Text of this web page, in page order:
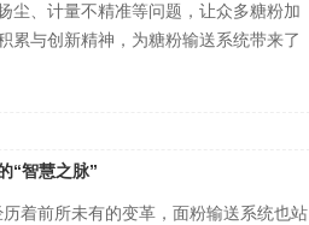
尘、计量不精准等问题，让众多糖粉加
累与创新精神，为糖粉输送系统带来了
“智慧之脉”
着前所未有的变革，面粉输送系统也站